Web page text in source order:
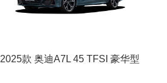
行李箱打开方式
最大载重质量
2025款 奥迪A7L 45 TFSI 豪华型